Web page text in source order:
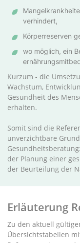
verhindert,
Körperreserven
wo möglich, ein
Kurzum - die
Wachstum,
Gesundheit des
erhalten.
Somit sind die
unverzichtbare
der Planung einer
der Beurteilung der
Erläuterung
Zu den aktuell
Übersichtstabellen